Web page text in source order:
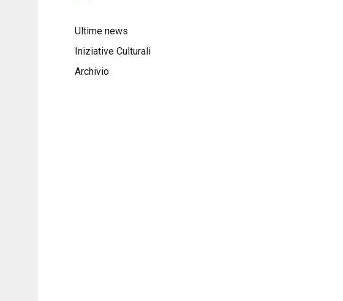
Ultime news
Iniziative Culturali
Archivio